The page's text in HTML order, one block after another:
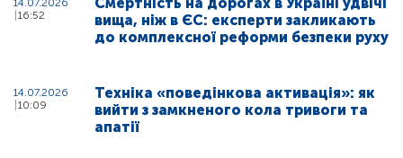
14.07.2026
16:52
Смертність на дорогах в Україні удвічі
вища, ніж в ЄС: експерти закликають
до комплексної реформи безпеки руху
14.07.2026
10:09
Техніка «поведінкова активація»: як
вийти з замкненого кола тривоги та
апатії